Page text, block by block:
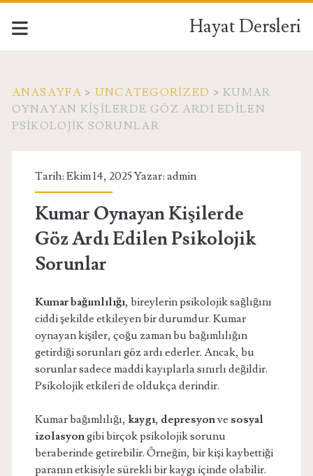
Hayat Dersleri
ANASAYFA > UNCATEGORIZED > KUMAR
OYNAYAN KIŞILERDE GÖZ ARDI EDILEN
PSIKOLOJIK SORUNLAR
Tarih: Ekim 14, 2025 Yazar: admin
Kumar Oynayan Kişilerde
Göz Ardı Edilen Psikolojik
Sorunlar
Kumar bağımlılığı, bireylerin psikolojik sağlığını
ciddi şekilde etkileyen bir durumdur. Kumar
oynayan kişiler, çoğu zaman bu bağımlılığın
getirdiği sorunları göz ardı ederler. Ancak, bu
sorunlar sadece maddi kayıplarla sınırlı değildir.
Psikolojik etkileri de oldukça derindir.
Kumar bağımlılığı, kaygı, depresyonve sosyal
izolasyongibi birçok psikolojik sorunu
beraberinde getirebilir. Örneğin, bir kişi kaybettiği
paranın etkisiyle sürekli bir kaygı içinde olabilir.